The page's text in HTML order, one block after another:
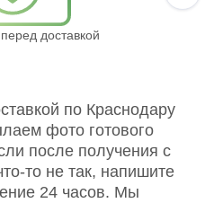
доставкой
по Краснодару
фото готового
после получения с
то не так, напишите
24 часов. Мы